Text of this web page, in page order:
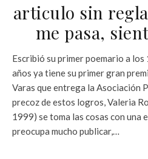
articulo sin
me pasa,
Escribió su primer poemario a
años ya tiene su primer gran
Varas que entrega la Asociación
precoz de estos logros, Valeria
1999) se toma las cosas con una
preocupa mucho publicar,…